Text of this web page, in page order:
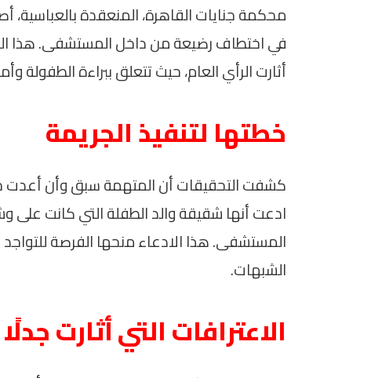
محكمة جنايات القاهرة، المنعقدة
في اختطاف رضيعة من داخل المستشفى. هذا
أثارت الرأي العام، حيث تتعلق ببراءة الطفولة
خطتها لتنفيذ الجريمة
كشفت التحقيقات أن المتهمة سبق وأن
ادعت أنها شقيقة والد الطفلة التي كانت على
المستشفى. هذا الادعاء منحها الفرصة
الشبهات.
الاعترافات التي أثارت جدلًا